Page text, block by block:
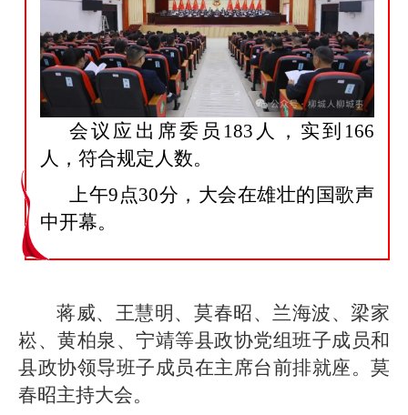
会议应出席委员 183 人，实到 166
人，符合规定人数。
上午9点30分，大会在雄壮的国歌声
中开幕。
蒋威、王慧明、莫春昭、兰海波、梁家
崧、黄柏泉、宁靖等县政协党组班子成员和
县政协领导班子成员在主席台前排就座。莫
春昭主持大会。